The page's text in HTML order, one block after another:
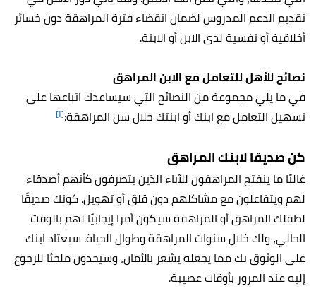
تقديم الدعم المدروس لضمان انقضاء فترة المراهقة دون خسائر
أخلاقية أو نفسية لدى الابن أو الابنة.
نصائح للأهل للتعامل مع الابن المراهق
في ما يلي مجموعة من النصائح التي سيساعدك اتباعها على
تسهيل التعامل مع ابنك أو ابنتك خلال سن المراهقة:[١]
كن صديقا لابنك المراهق
غالبًا ما ينفتح المراهقون للآباء الذين يتصرفون كأنهم أصدقاء
لهم ويتفاعلون مع مشاكلهم دون قلق أو تهويل. كونك صديقًا
لطفلك المراهق أو المراهقة سيكون أمرا إيجابيًا لهم بالوقت
الحالي، ولك خلال سنوات المراهقة وطوال الحياة. سيعتاد ابنك
على الوثوق بك مما يجعله يشعر بالأمان، وسيجدون ملجئا للرجوع
إليه عند المرور بأوقات عصيبة.